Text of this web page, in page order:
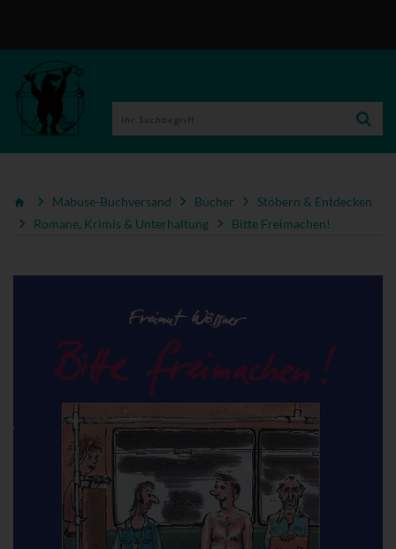
Mabuse-Buchversand Bücher
Stöbern & Entdecken
Romane, Krimis & Unterhaltung
Bitte Freimachen!